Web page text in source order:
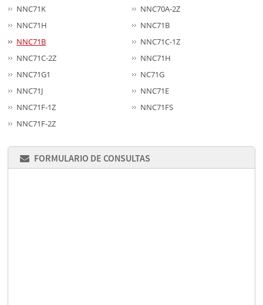
NNC71K
NNC70A-2Z
NNC71H
NNC71B
NNC71B
NNC71C-1Z
NNC71C-2Z
NNC71H
NNC71G1
NC71G
NNC71J
NNC71E
NNC71F-1Z
NNC71FS
NNC71F-2Z
FORMULARIO DE CONSULTAS